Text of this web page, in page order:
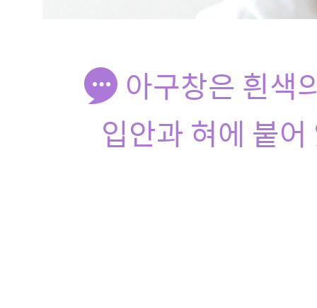
아구창은 흰색
입안과 혀에 붙